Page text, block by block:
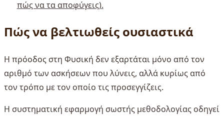
πώς να τα αποφύγεις).
Πώς να βελτιωθείς ουσιαστικά
Η πρόοδος στη Φυσική δεν εξαρτάται μόνο από τον
αριθμό των ασκήσεων που λύνεις, αλλά κυρίως από
τον τρόπο με τον οποίο τις προσεγγίζεις.
Η συστηματική εφαρμογή σωστής μεθοδολογίας οδηγεί